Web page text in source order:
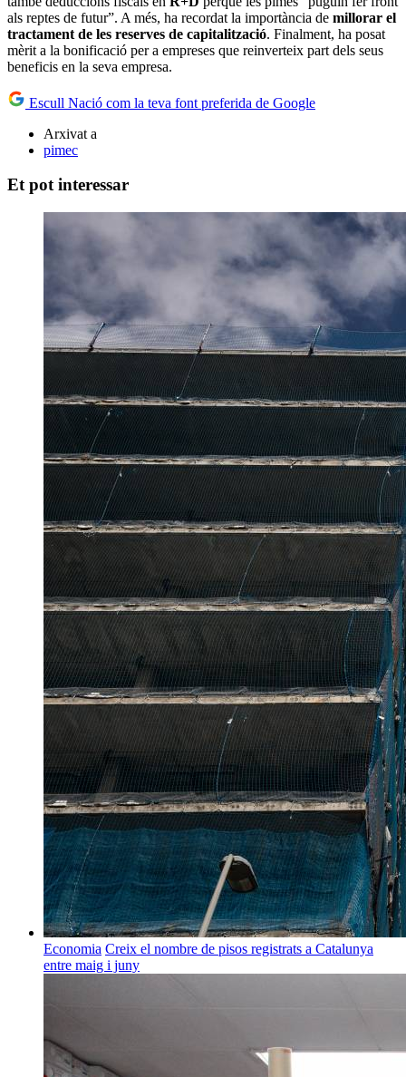
als reptes de futur”. A més, ha recordat la importància de millorar el
tractament de les reserves de capitalització. Finalment, ha posat
mèrit a la bonificació per a empreses que reinverteix part dels seus
beneficis en la seva empresa.
Escull Nació com la teva font preferida de Google
Arxivat a
pimec
Et pot interessar
Economia Creix el nombre de pisos registrats a Catalunya
entre maig i juny